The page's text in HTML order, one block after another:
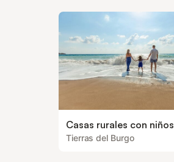
Casas rurales con niños
Tierras del Burgo